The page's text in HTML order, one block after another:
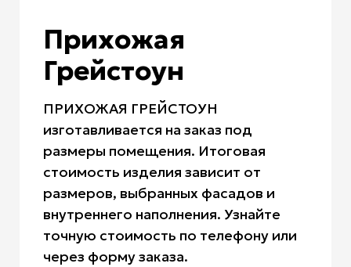
Прихожая
Грейстоун
ПРИХОЖАЯ ГРЕЙСТОУН
изготавливается на заказ под
размеры помещения. Итоговая
стоимость изделия зависит от
размеров, выбранных фасадов и
внутреннего наполнения. Узнайте
точную стоимость по телефону или
через форму заказа.